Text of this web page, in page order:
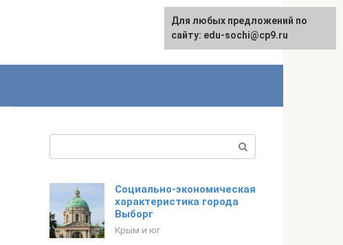
English
Социально-экономическая
характеристика города
Выборг
Крым и юг
Для любых предложений по
сайту: edu-sochi@cp9.ru